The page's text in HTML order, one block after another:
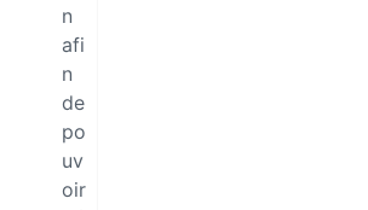
n
afi
n
de
po
uv
oir